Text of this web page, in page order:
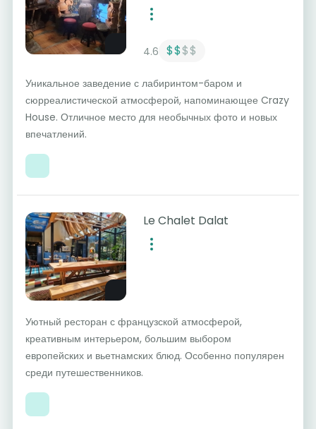
4.6 $$$$
Уникальное заведение с лабиринтом-баром и
сюрреалистической атмосферой, напоминающее Crazy
House. Отличное место для необычных фото и новых
впечатлений.
Le Chalet Dalat
Уютный ресторан с французской атмосферой,
креативным интерьером, большим выбором
европейских и вьетнамских блюд. Особенно популярен
среди путешественников.